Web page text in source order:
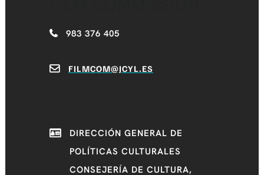
983 376 405
FILMCOM@JCYL.ES
DIRECCIÓN GENERAL DE
POLÍTICAS CULTURALES
CONSEJERÍA DE CULTURA,